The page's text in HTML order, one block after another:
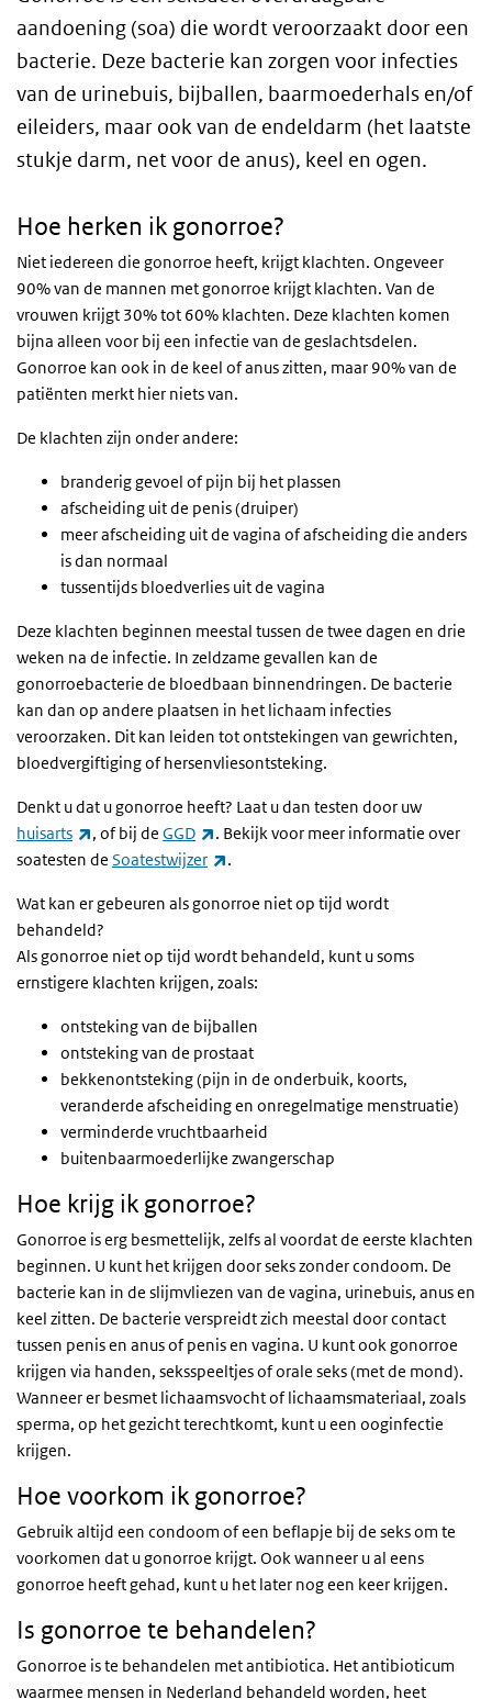
aandoening (soa) die wordt veroorzaakt door een
bacterie. Deze bacterie kan zorgen voor infecties
van de urinebuis, bijballen, baarmoederhals en/of
eileiders, maar ook van de endeldarm (het laatste
stukje darm, net voor de anus), keel en ogen.
Hoe herken ik gonorroe?
Niet iedereen die gonorroe heeft, krijgt klachten. Ongeveer
90% van de mannen met gonorroe krijgt klachten. Van de
vrouwen krijgt 30% tot 60% klachten. Deze klachten komen
bijna alleen voor bij een infectie van de geslachtsdelen.
Gonorroe kan ook in de keel of anus zitten, maar 90% van de
patiënten merkt hier niets van.
De klachten zijn onder andere:
branderig gevoel of pijn bij het plassen
afscheiding uit de penis (druiper)
meer afscheiding uit de vagina of afscheiding die anders
is dan normaal
tussentijds bloedverlies uit de vagina
Deze klachten beginnen meestal tussen de twee dagen en drie
weken na de infectie. In zeldzame gevallen kan de
gonorroebacterie de bloedbaan binnendringen. De bacterie
kan dan op andere plaatsen in het lichaam infecties
veroorzaken. Dit kan leiden tot ontstekingen van gewrichten,
bloedvergiftiging of hersenvliesontsteking.
Denkt u dat u gonorroe heeft? Laat u dan testen door uw
huisarts
(externe link)
, of bij deGGD (externe link)
. Bekijk voor meer informatie over
soatesten de Soatestwijzer .
Wat kan er gebeuren als gonorroe niet op tijd wordt
behandeld?
Als gonorroe niet op tijd wordt behandeld, kunt u soms
ernstigere klachten krijgen, zoals:
ontsteking van de bijballen
ontsteking van de prostaat
bekkenontsteking (pijn in de onderbuik, koorts,
veranderde afscheiding en onregelmatige menstruatie)
verminderde vruchtbaarheid
buitenbaarmoederlijke zwangerschap
Hoe krijg ik gonorroe?
Gonorroe is erg besmettelijk, zelfs al voordat de eerste klachten
beginnen. U kunt het krijgen door seks zonder condoom. De
bacterie kan in de slijmvliezen van de vagina, urinebuis, anus en
keel zitten. De bacterie verspreidt zich meestal door contact
tussen penis en anus of penis en vagina. U kunt ook gonorroe
krijgen via handen, seksspeeltjes of orale seks (met de mond).
Wanneer er besmet lichaamsvocht of lichaamsmateriaal, zoals
sperma, op het gezicht terechtkomt, kunt u een ooginfectie
krijgen.
Hoe voorkom ik gonorroe?
Gebruik altijd een condoom of een beflapje bij de seks om te
voorkomen dat u gonorroe krijgt. Ook wanneer u al eens
gonorroe heeft gehad, kunt u het later nog een keer krijgen.
Is gonorroe te behandelen?
Gonorroe is te behandelen met antibiotica. Het antibioticum
waarmee mensen in Nederland behandeld worden, heet